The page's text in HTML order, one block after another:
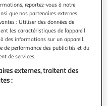
Lancelot ont décidé de
sont échappés du vieux
c'est à deux qu'ils
se sont fixées. Récolter
l'apprenti chevalier ,
prix de ce produit ?
prix
reportez-vous à notre
que nos partenaires externes
: Utiliser des données de
les caractéristiques de l’appareil
des informations sur un appareil.
de performance des publicités et du
de services.
externes, traitent des
: